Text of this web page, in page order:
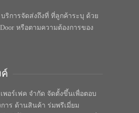
ริการจัดส่งถึงที่ ที่ลูกค้าระบุ ด้วย
หรือตามความต้องการของ
พอร์เฟค จำกัด จัดตั้งขึ้นเพื่อตอบ
าร ด้านสินค้า ร่มพรีเมี่ยม